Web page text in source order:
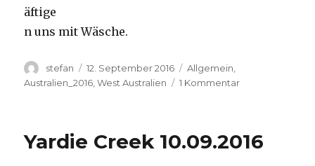
äftige
n uns mit Wäsche.
Autor
stefan
Veröffentlicht
am
12. September 2016 Kategorien
Allgemein
Australien_2016 ,West Australien 1 Kommentarzu
Yardie Creek 10.09.2016